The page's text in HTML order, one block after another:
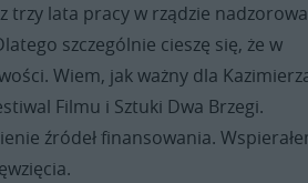
trzy lata pracy w rządzie
szczególnie cieszę się, że w
Wiem, jak ważny dla
Filmu i Sztuki Dwa Brzegi.
źródeł finansowania.